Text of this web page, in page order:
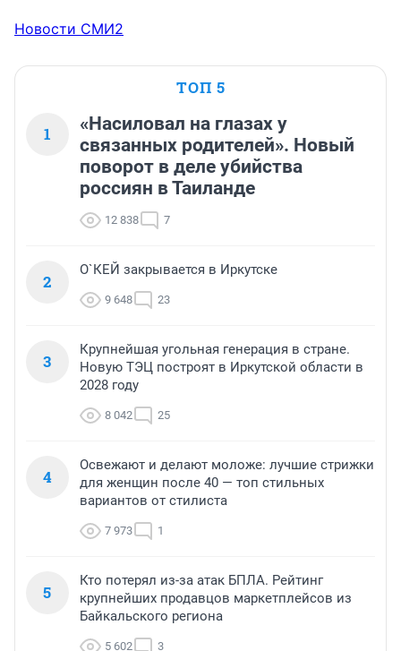
Новости СМИ2
ТОП 5
1
«Насиловал на глазах у
связанных родителей». Новый
поворот в деле убийства
россиян в Таиланде
12 838 7
2
О`КЕЙ закрывается в Иркутске
9 648 23
3
Крупнейшая угольная генерация в стране.
Новую ТЭЦ построят в Иркутской области в
2028 году
8 042 25
4
Освежают и делают моложе: лучшие стрижки
для женщин после 40 — топ стильных
вариантов от стилиста
7 973 1
5
Кто потерял из-за атак БПЛА. Рейтинг
крупнейших продавцов маркетплейсов из
Байкальского региона
5 602 3